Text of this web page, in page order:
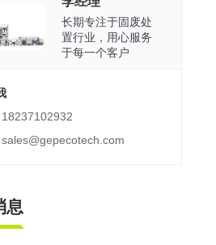
垃圾三位一体联合处置
长期专注于固废处
置行业，用心服务
于每一个客户
息